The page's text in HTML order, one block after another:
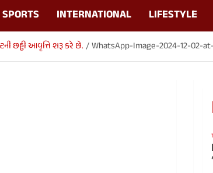
SPORTS INTERNATIONAL LIFESTYLE
છઠ્ઠી આવૃત્તિ શરૂ કરે છે. WhatsApp-Image-2024-12-02-